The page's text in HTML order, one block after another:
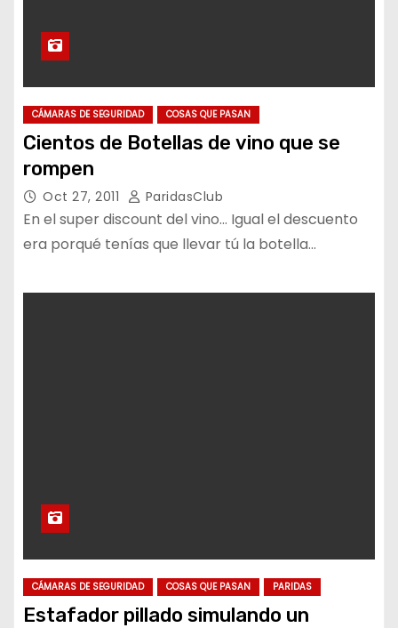
CÁMARAS DE SEGURIDAD COSAS QUE PASAN
Cientos de Botellas de vino que se
rompen
Oct 27, 2011 ParidasClub
En el super discount del vino… Igual el descuento
era porqué tenías que llevar tú la botella…
CÁMARAS DE SEGURIDAD COSAS QUE PASAN PARIDAS
Estafador pillado simulando un